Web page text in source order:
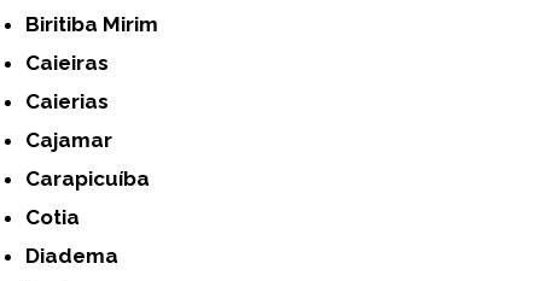
Biritiba Mirim
Caieiras
Caierias
Cajamar
Carapicuíba
Cotia
Diadema